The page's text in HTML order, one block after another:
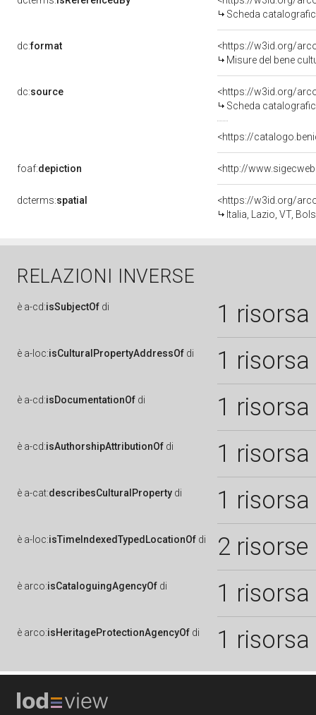
Scheda
dc:format
<https://w3id.org/
Misure del bene
dc:source
<https://w3id.org/
Scheda
<https://
foaf:depiction
dcterms:spatial
<https://w3id.org/
Italia, Lazio, VT,
RELAZIONI INVERSE
è a-cd:isSubjectOf di 1 risorsa
è a-loc:isCulturalPropertyAddressOf di 1 risorsa
è a-cd:isDocumentationOf di 1 risorsa
è a-cd:isAuthorshipAttributionOf di 1 risorsa
è a-cat:describesCulturalProperty di 1 risorsa
è a-loc:isTimeIndexedTypedLocationOf di 2 risorse
è arco:isCataloguingAgencyOf di 1 risorsa
è arco:isHeritageProtectionAgencyOf di 1 risorsa